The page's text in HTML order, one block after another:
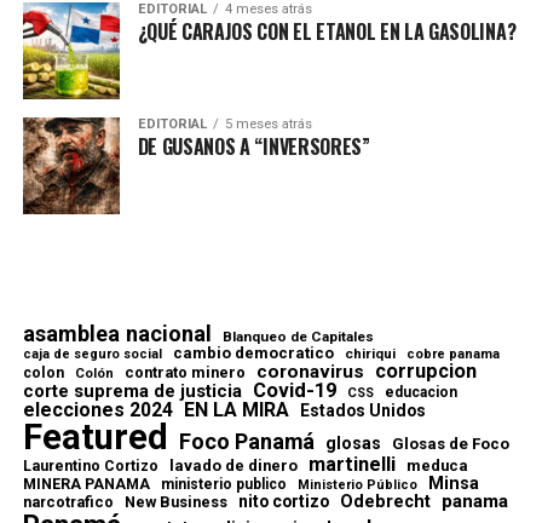
EDITORIAL 4 meses atrás
¿QUÉ CARAJOS CON EL ETANOL EN LA GASOLINA?
EDITORIAL 5 meses atrás
DE GUSANOS A “INVERSORES”
asamblea nacional Blanqueo de Capitales
caja de seguro social cambio democratico chiriqui cobre panama
colon Colón contrato minero coronavirus corrupcion
corte suprema de justicia Covid-19 CSS educacion
elecciones 2024 EN LA MIRA Estados Unidos
Featured Foco Panamá glosas Glosas de Foco
Laurentino Cortizo lavado de dinero martinelli meduca
MINERA PANAMA ministerio publico Ministerio Público Minsa
narcotrafico New Business nito cortizo Odebrecht panama